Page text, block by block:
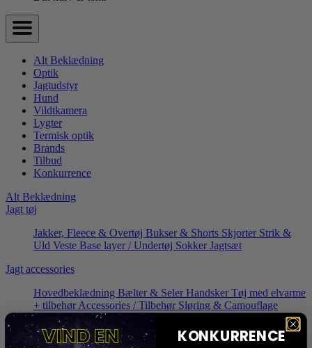
Alt Beklædning
Optik
Jagtudstyr
Hund
Vildtkamera
Lygter
Termisk optik
Brands
Tilbud
Konkurrence
Alt Beklædning
Jagt tøj
Jakker, Fleece & Overtøj Bukser & Shorts Skjorter Strik &
Uld Veste Base layer / Undertøj Sokker Jagtsæt
Jagt accessories
Hovedbeklædning Bælter & Seler Handsker Tøj med elvarme
+ tilbehør Accessories / Tilbehør Sløring & Camouflage
Regntøj
Sko & Støvler
Gummistøvler
Jagtform
KONKURRENCE